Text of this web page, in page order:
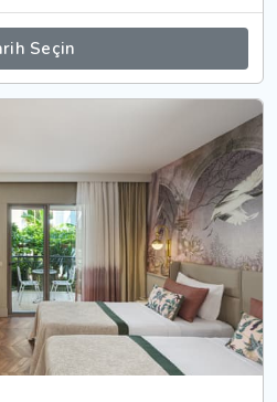
Seçin